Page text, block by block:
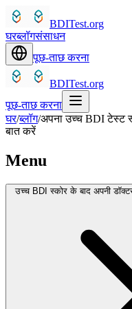
BDITest.org
घरब्लॉगसंसाधन
पूछ-ताछ करना
BDITest.org
पूछ-ताछ करना
घर/ब्लॉग/अपना उच्च BDI टेस्ट
बात करें
Menu
उच्च BDI स्कोर के बाद अपनी